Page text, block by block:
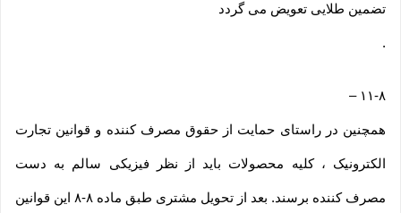
تضمین طلایی تعویض می گردد
.
۱۱-۸ –
همچنین در راستای حمایت از حقوق مصرف کننده و قوانین تجارت
الکترونیک ، کلیه محصولات باید از نظر فیزیکی سالم به دست
مصرف کننده برسند. بعد از تحویل مشتری طبق ماده ۸-۸ این قوانین